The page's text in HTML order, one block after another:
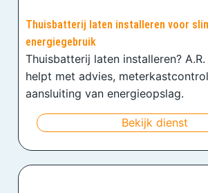
Thuisbatterij laten installeren voor
energiegebruik
Thuisbatterij laten installeren?
helpt met advies,
aansluiting van energieopslag.
Bekijk dienst